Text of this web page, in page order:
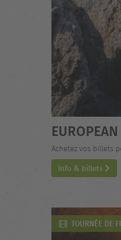
Achetez vos billets
Info & billets
TOURNÉE DE